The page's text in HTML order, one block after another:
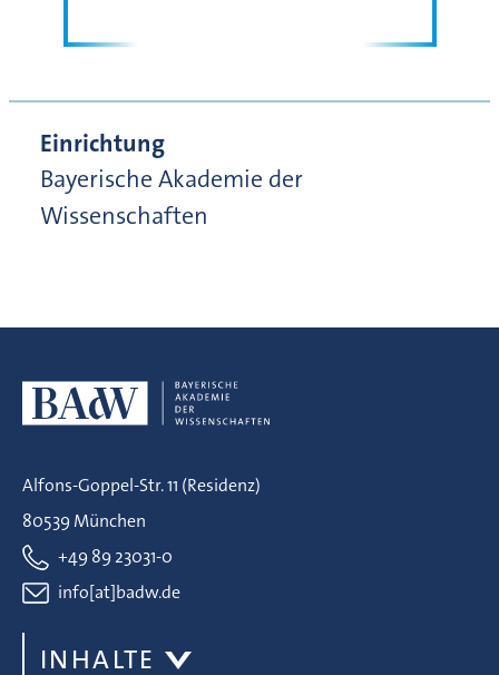
Einrichtung
Bayerische Akademie der
Wissenschaften
Alfons-Goppel-Str. 11 (Residenz)
80539 München
+49 89 23031-0
info[at]badw.de
INHALTE